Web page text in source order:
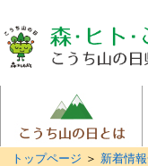
トップページ ＞ 新着情